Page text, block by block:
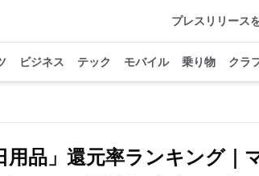
プレスリリース
ビジネス テック モバイル 乗り物 クラ
用品」還元率ランキング｜